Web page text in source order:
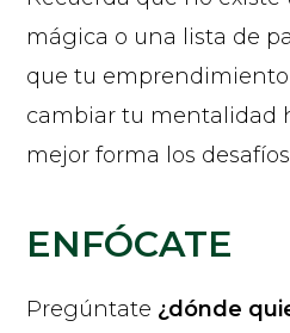
mágica o una lista de
que tu
cambiar tu mentalidad
mejor forma los
ENFÓCATE
Pregúntate ¿dónde